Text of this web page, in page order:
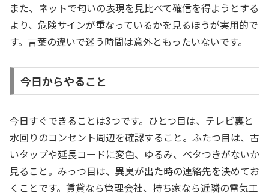
また、ネットで匂いの表現を見比べて確信を得ようとする
より、危険サインが重なっているかを見るほうが実用的で
す。言葉の違いで迷う時間は意外ともったいないです。
今日からやること
今日すぐできることは3つです。ひとつ目は、テレビ裏と
水回りのコンセント周辺を確認すること。ふたつ目は、古
いタップや延長コードに変色、ゆるみ、ベタつきがないか
見ること。みっつ目は、異臭が出た時の連絡先を決めてお
くことです。賃貸なら管理会社、持ち家なら近隣の電気工